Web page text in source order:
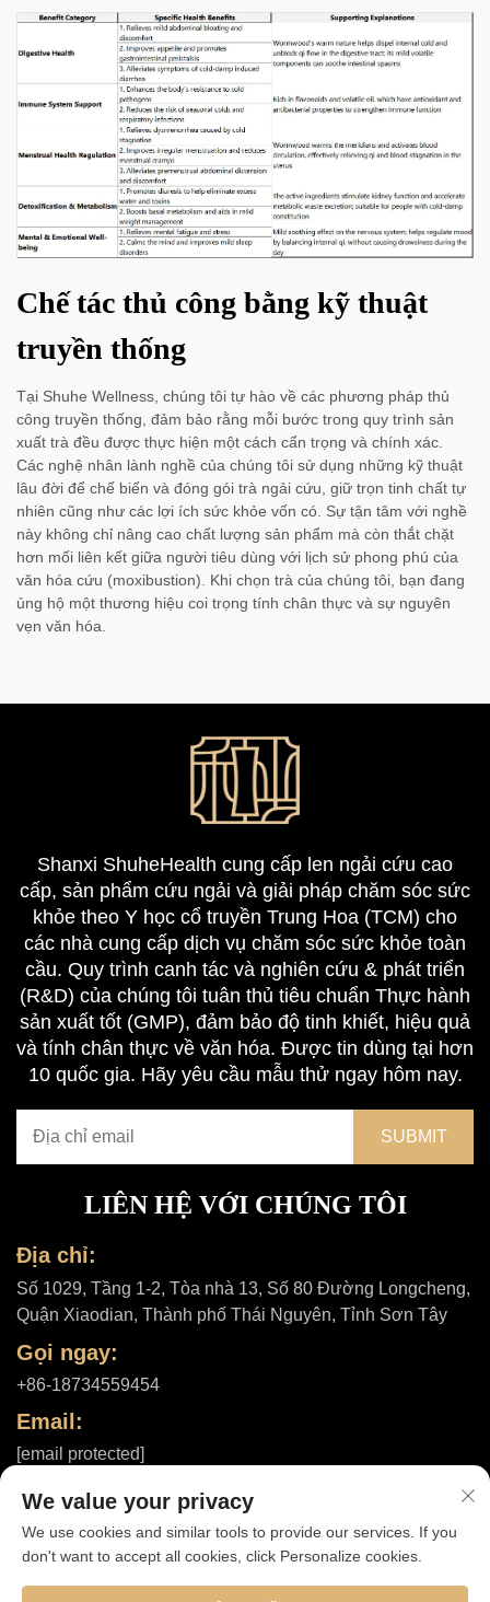
Chế tác thủ công bằng kỹ thuật
truyền thống
Tại Shuhe Wellness, chúng tôi tự hào về các phương pháp thủ
công truyền thống, đảm bảo rằng mỗi bước trong quy trình sản
xuất trà đều được thực hiện một cách cẩn trọng và chính xác.
Các nghệ nhân lành nghề của chúng tôi sử dụng những kỹ thuật
lâu đời để chế biến và đóng gói trà ngải cứu, giữ trọn tinh chất tự
nhiên cũng như các lợi ích sức khỏe vốn có. Sự tận tâm với nghề
này không chỉ nâng cao chất lượng sản phẩm mà còn thắt chặt
hơn mối liên kết giữa người tiêu dùng với lịch sử phong phú của
văn hóa cứu (moxibustion). Khi chọn trà của chúng tôi, bạn đang
ủng hộ một thương hiệu coi trọng tính chân thực và sự nguyên
vẹn văn hóa.
Shanxi ShuheHealth cung cấp len ngải cứu cao
cấp, sản phẩm cứu ngải và giải pháp chăm sóc sức
khỏe theo Y học cổ truyền Trung Hoa (TCM) cho
các nhà cung cấp dịch vụ chăm sóc sức khỏe toàn
cầu. Quy trình canh tác và nghiên cứu & phát triển
(R&D) của chúng tôi tuân thủ tiêu chuẩn Thực hành
sản xuất tốt (GMP), đảm bảo độ tinh khiết, hiệu quả
và tính chân thực về văn hóa. Được tin dùng tại hơn
10 quốc gia. Hãy yêu cầu mẫu thử ngay hôm nay.
LIÊN HỆ VỚI CHÚNG TÔI
Địa chỉ:
Số 1029, Tầng 1-2, Tòa nhà 13, Số 80 Đường Longcheng,
Quận Xiaodian, Thành phố Thái Nguyên, Tỉnh Sơn Tây
Gọi ngay:
+86-18734559454
Email:
[email protected]
Bản quyền © 2025 bởi Công ty TNHH Shanxi ShuheHealth |Chính
sách bảo mật
We value your privacy
We use cookies and similar tools to provide our services. If you
don't want to accept all cookies, click Personalize cookies.